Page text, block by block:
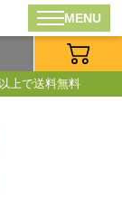
MENU
上で送料無料